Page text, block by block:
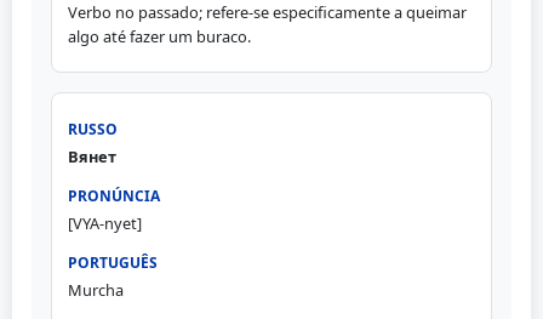
Verbo no passado; refere-se especificamente a queimar
algo até fazer um buraco.
Вянет
[VYA-nyet]
Murcha